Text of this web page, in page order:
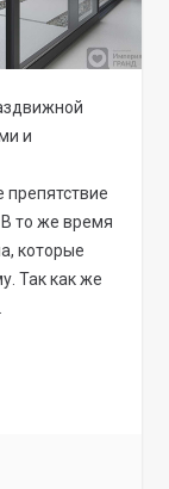
и
препятствие
В то же время
которые
Так как же